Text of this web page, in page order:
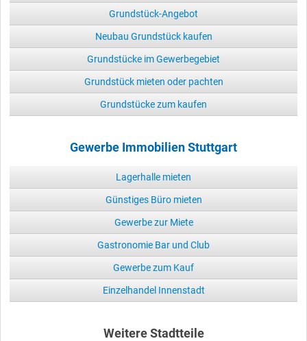
Grundstück-Angebot
Neubau Grundstück kaufen
Grundstücke im Gewerbegebiet
Grundstück mieten oder pachten
Grundstücke zum kaufen
Gewerbe Immobilien Stuttgart
Lagerhalle mieten
Günstiges Büro mieten
Gewerbe zur Miete
Gastronomie Bar und Club
Gewerbe zum Kauf
Einzelhandel Innenstadt
Weitere Stadtteile